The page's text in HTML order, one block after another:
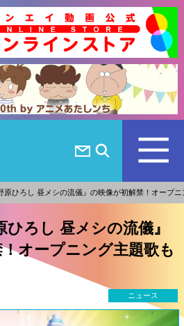
原ひろし 昼メシの流儀』の映像が初解禁！オープ
ろし 昼メシの流儀』
オープニング主題歌も
ニュース